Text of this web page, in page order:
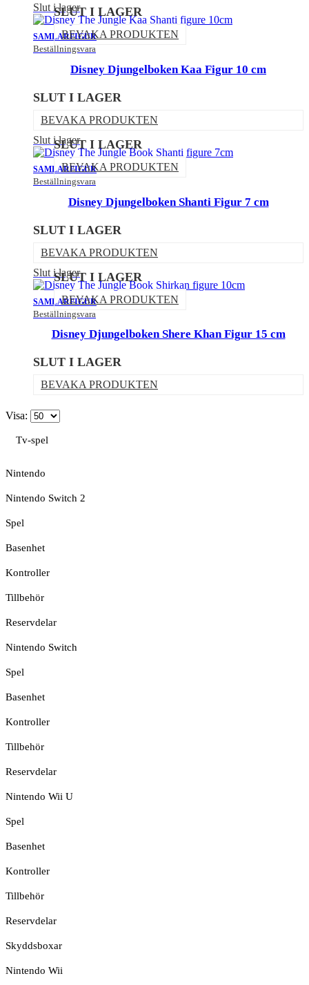
Slut i lager
SAMLARFIGUR
Beställningsvara
SLUT I LAGER
BEVAKA PRODUKTEN
Disney Djungelboken Kaa Figur 10 cm
SLUT I LAGER
BEVAKA PRODUKTEN
Slut i lager
SAMLARFIGUR
Beställningsvara
SLUT I LAGER
BEVAKA PRODUKTEN
Disney Djungelboken Shanti Figur 7 cm
SLUT I LAGER
BEVAKA PRODUKTEN
Slut i lager
SAMLARFIGUR
Beställningsvara
SLUT I LAGER
BEVAKA PRODUKTEN
Disney Djungelboken Shere Khan Figur 15 cm
SLUT I LAGER
BEVAKA PRODUKTEN
Visa:
Tv-spel
Nintendo
Nintendo Switch 2
Spel
Basenhet
Kontroller
Tillbehör
Reservdelar
Nintendo Switch
Spel
Basenhet
Kontroller
Tillbehör
Reservdelar
Nintendo Wii U
Spel
Basenhet
Kontroller
Tillbehör
Reservdelar
Skyddsboxar
Nintendo Wii